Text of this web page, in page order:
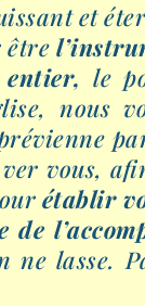
et
être
entier,le
nous
vous,
éta­blir
de
ne lasse.